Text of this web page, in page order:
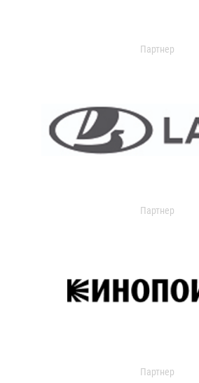
Партнер
Партнер
Партнер